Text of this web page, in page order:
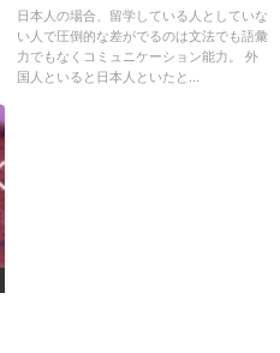
日本人の場合、留学している人としていな
い人で圧倒的な差がでるのは文法でも語彙
力でもなくコミュニケーション能力。 外
国人といると日本人といたと...